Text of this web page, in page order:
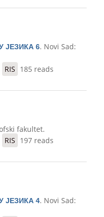
ЈЕЗИКА 6. Novi Sad:
RIS 185 reads
fakultet.
RIS 197 reads
ЈЕЗИКА 4. Novi Sad: